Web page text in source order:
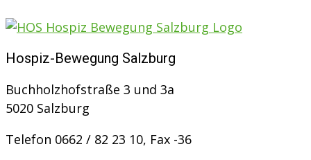
Hospiz-Bewegung Salzburg
Buchholzhofstraße 3 und 3a
5020 Salzburg
Telefon 0662 / 82 23 10, Fax -36